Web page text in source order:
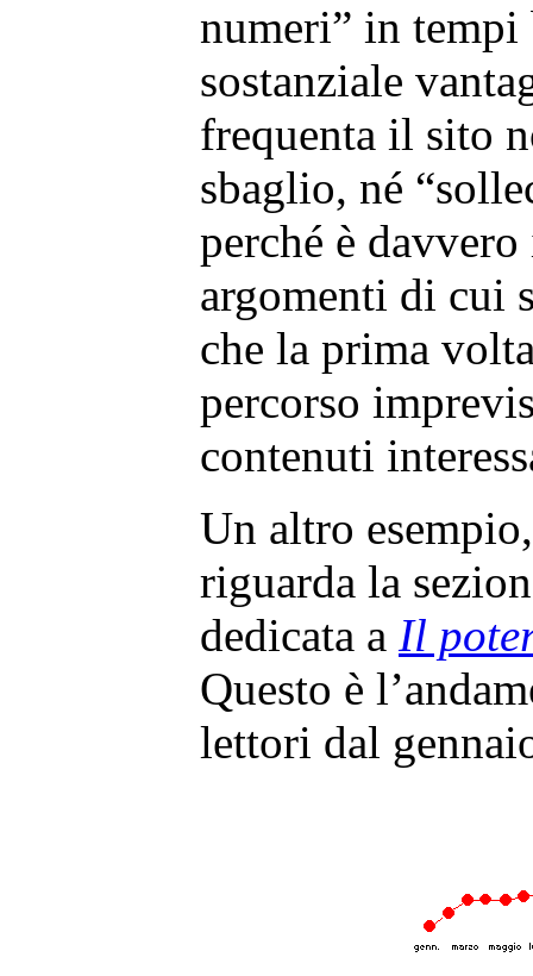
numeri” in
sostanziale
frequenta il sito
sbaglio, né
perché è
argomenti di cui
che la prima
percorso
contenuti
Un altro
riguarda la
dedicata a Il
Questo è
lettori dal